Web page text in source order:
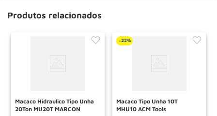
Produtos relacionados
Macaco Hidraulico Tipo Unha
20Ton MU20T MARCON
-22%
Macaco Tipo Unha 10T
MHU10 ACM Tools